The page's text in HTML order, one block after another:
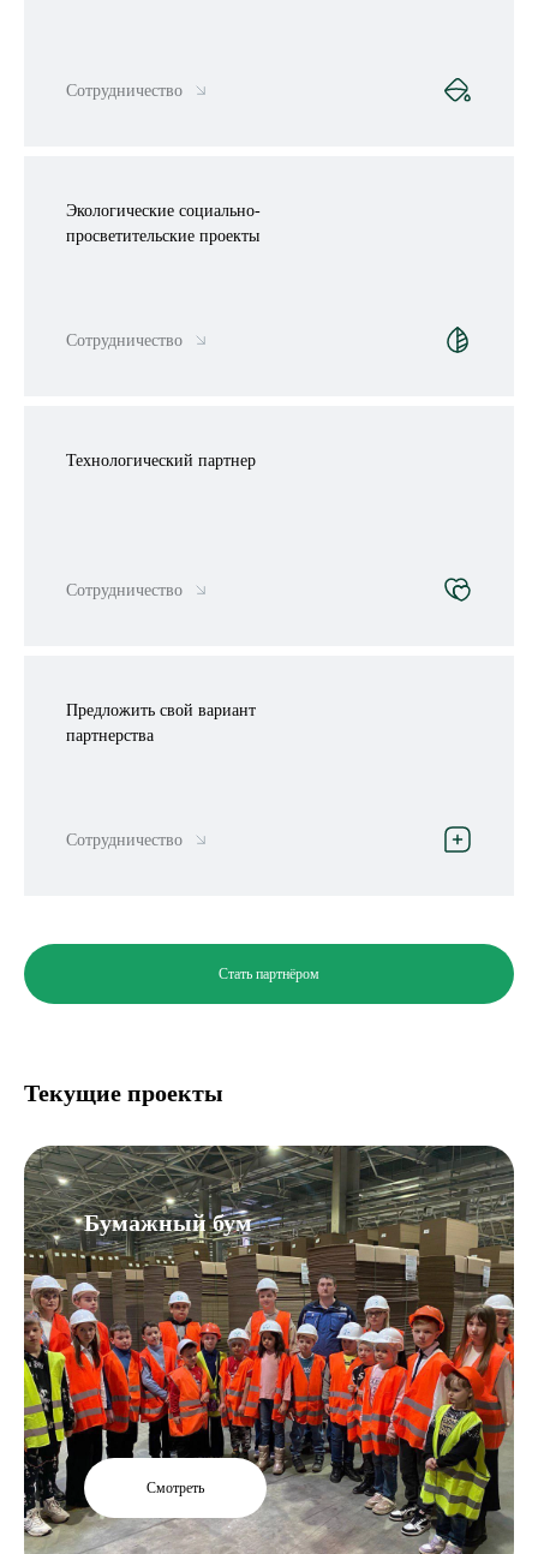
Сотрудничество
Экологические социально-
просветительские проекты
Сотрудничество
Технологический партнер
Сотрудничество
Предложить свой вариант
партнерства
Сотрудничество
Стать партнёром
Текущие проекты
Бумажный бум
Смотреть